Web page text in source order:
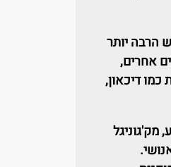
הרבה יותר
אחרים,
כמו דיכאון,
מק'גוניגל